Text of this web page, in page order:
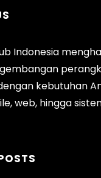
Indonesia
kebutuhan
, web, hingga